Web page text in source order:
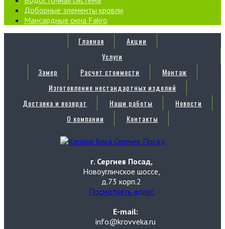
Доборные элементы кровли
Мансардные окна Fakro
Главная
Акции
Услуги
Замер
Расчет стоимости
Монтаж
Изготовление нестандартных изделий
Доставка и возврат
Наши работы
Новости
О компании
Контакты
г. Сергиев Посад,
Новоугличское шоссе,
д.73 корп.2
Посмотреть адрес
E-mail:
info@krovveka.ru